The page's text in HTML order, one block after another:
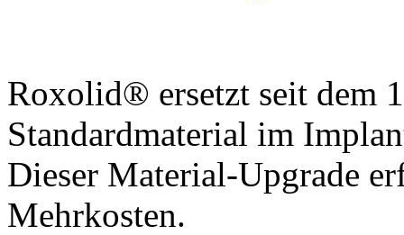
Roxolid® ersetzt seit dem
Standardmaterial im
Dieser Material-Upgrade
Mehrkosten.